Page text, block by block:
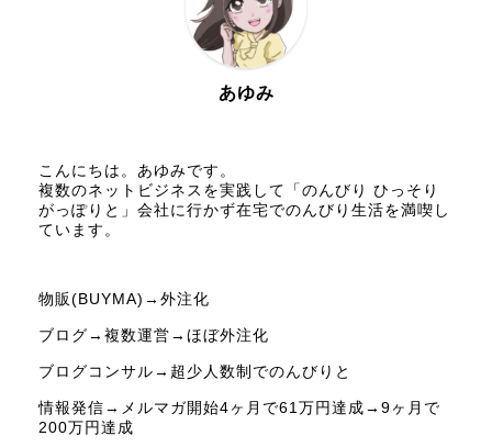
あゆみ
こんにちは。あゆみです。
複数のネットビジネスを実践して「のんびり ひっそり
がっぽりと」会社に行かず在宅でのんびり生活を満喫し
ています。
物販(BUYMA)→外注化
ブログ→複数運営→ほぼ外注化
ブログコンサル→超少人数制でのんびりと
情報発信→メルマガ開始4ヶ月で61万円達成→9ヶ月で
200万円達成